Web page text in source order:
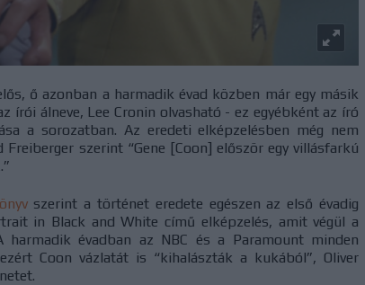
ő azonban a harmadik évad közben már egy másik
írói álneve, Lee Cronin olvasható - ez egyébként az író
a sorozatban. Az eredeti elképzelésben még nem
szerint “Gene [Coon] először egy villásfarkú
szerint a történet eredete egészen az első évadig
in Black and White című elképzelés, amit végül a
évadban az NBC és a Paramount minden
Coon vázlatát is “kihalászták a kukából”, Oliver